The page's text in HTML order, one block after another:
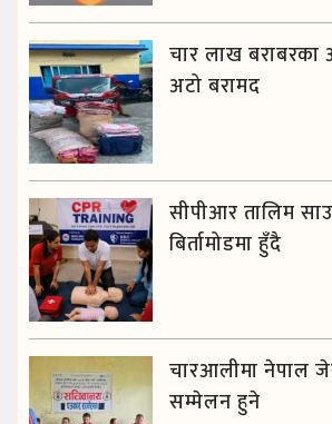
चार लाख
अटो बरामद
सीपीआर तालिम
बिर्तामोडमा हुँदै
चारआलीमा नेपाल
सम्मेलन हुने